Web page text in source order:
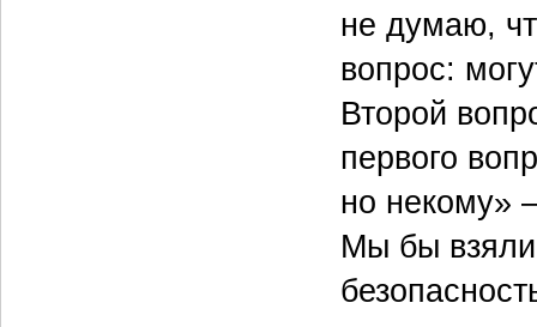
не думаю,
вопрос:
Второй
первого
но некому»
Мы бы